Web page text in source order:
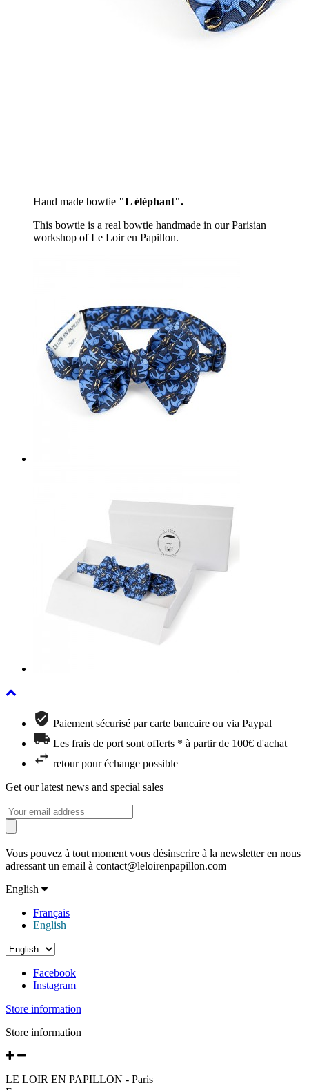
Hand made bowtie "L éléphant".
This bowtie is a real bowtie handmade in our Parisian
workshop of Le Loir en Papillon.
Paiement sécurisé par carte bancaire ou via Paypal
Les frais de port sont offerts * à partir de 100€ d'achat
retour pour échange possible
Get our latest news and special sales
Vous pouvez à tout moment vous désinscrire à la newsletter en nous
adressant un email à contact@leloirenpapillon.com
English
Français
English
Facebook
Instagram
Store information
Store information
LE LOIR EN PAPILLON - Paris